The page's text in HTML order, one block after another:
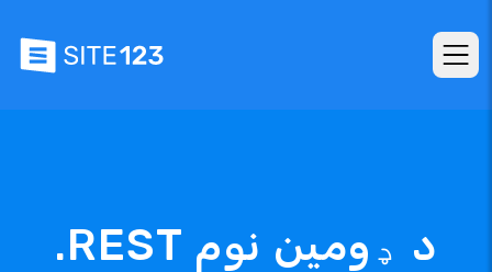
.REST د ډومین نوم